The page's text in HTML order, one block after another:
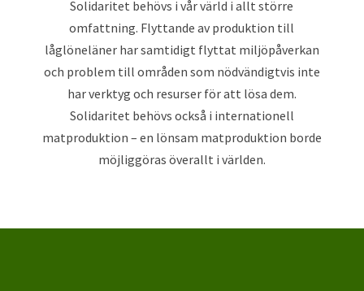
Solidaritet behövs i vår värld i allt större
omfattning. Flyttande av produktion till
låglöneläner har samtidigt flyttat miljöpåverkan
och problem till områden som nödvändigtvis inte
har verktyg och resurser för att lösa dem.
Solidaritet behövs också i internationell
matproduktion – en lönsam matproduktion borde
möjliggöras överallt i världen.